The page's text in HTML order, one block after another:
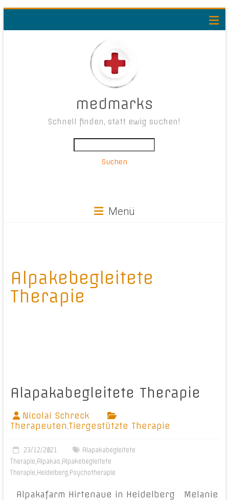
medmarks
Schnell finden, statt ewig suchen!
Suchen
Menü
Alpakebegleitete
Therapie
Alapakabegleitete Therapie
Nicolai Schreck
Therapeuten,Tiergestützte Therapie
23/12/2021
Alapakabegleitete
Therapie,Alpakas,Alpakebegleitete
Therapie, Heidelberg,Psychotherapie
Alpakafarm Hirtenaue in Heidelberg Melanie